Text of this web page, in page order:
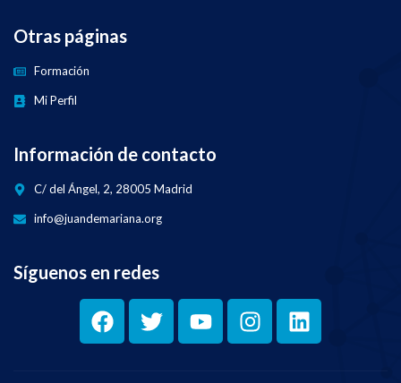
Otras páginas
Formación
Mi Perfil
Información de contacto
C/ del Ángel, 2, 28005 Madrid
info@juandemariana.org
Síguenos en redes